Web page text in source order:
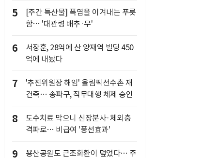
5
[주간 특산물] 폭염을 이겨내는 푸릇
함… '대관령 배추·무'
6
서장훈, 28억에 산 양재역 빌딩 450
억에 내놨다
7
'추진위원장 해임' 올림픽선수촌 재
건축… 송파구, 직무대행 체제 승인
8
도수치료 막으니 신장분사·체외충
격파로… 비급여 '풍선효과'
9 용산공원도 근조화환이 덮었다… 주